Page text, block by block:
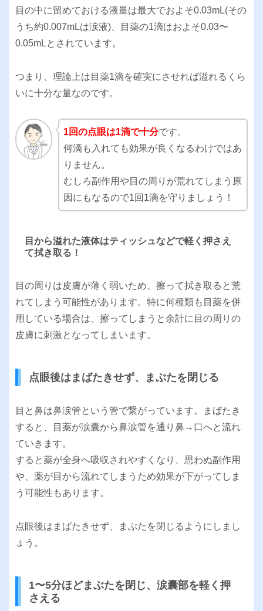
目の中に留めておける液量は最大でおよそ0.03mL(その
うち約0.007mLは涙液)、目薬の1滴はおよそ0.03〜
0.05mLとされています。
つまり、理論上は目薬1滴を確実にさせれば溢れるくら
いに十分な量なのです。
1回の点眼は1滴で十分です。
何滴も入れても効果が良くなるわけではあ
りません。
むしろ副作用や目の周りが荒れてしまう原
因にもなるので1回1滴を守りましょう！
目から溢れた液体はティッシュなどで軽く押さえ
て拭き取る！
目の周りは皮膚が薄く弱いため、擦って拭き取ると荒
れてしまう可能性があります。特に何種類も目薬を併
用している場合は、擦ってしまうと余計に目の周りの
皮膚に刺激となってしまいます。
点眼後はまばたきせず、まぶたを閉じる
目と鼻は鼻涙管という管で繋がっています。まばたき
すると、目薬が涙囊から鼻涙管を通り鼻→口へと流れ
ていきます。
すると薬が全身へ吸収されやすくなり、思わぬ副作用
や、薬が目から流れてしまうため効果が下がってしま
う可能性もあります。
点眼後はまばたきせず、まぶたを閉じるようにしまし
ょう。
1〜5分ほどまぶたを閉じ、涙囊部を軽く押
さえる